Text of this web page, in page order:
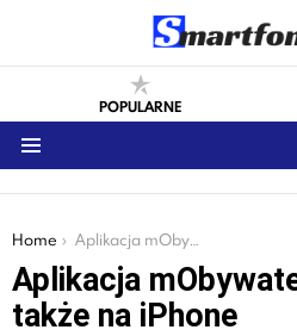
POPULARNE
You are here:
Home Aplikacja mObywatel dostępna także na iPhone
Aplikacja
także na iPhone